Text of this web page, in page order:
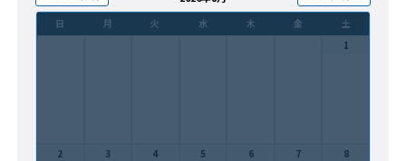
日 月 火 水 木 金
土
1
2 3 4 5 6 7 8